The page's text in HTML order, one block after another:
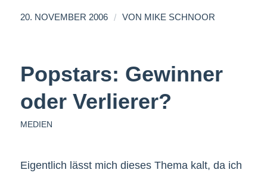
20. NOVEMBER 2006 / VON MIKE SCHNOOR
Popstars: Gewinner
oder Verlierer?
MEDIEN
Eigentlich lässt mich dieses Thema kalt, da ich